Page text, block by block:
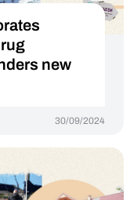
new
30/09/2024